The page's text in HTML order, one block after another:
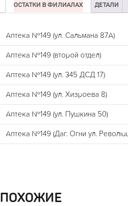
ОСТАТКИ В ФИЛИАЛАХ ДЕТАЛИ
Аптека №149 (ул. Сальмана 87А)
Аптека №149 (второй отдел)
Аптека №149 (ул. 345 ДСД 17)
Аптека №149 (ул. Хизроева 8)
Аптека №149 (ул. Пушкина 50)
Аптека №149 (Даг. Огни ул.
ПОХОЖИЕ